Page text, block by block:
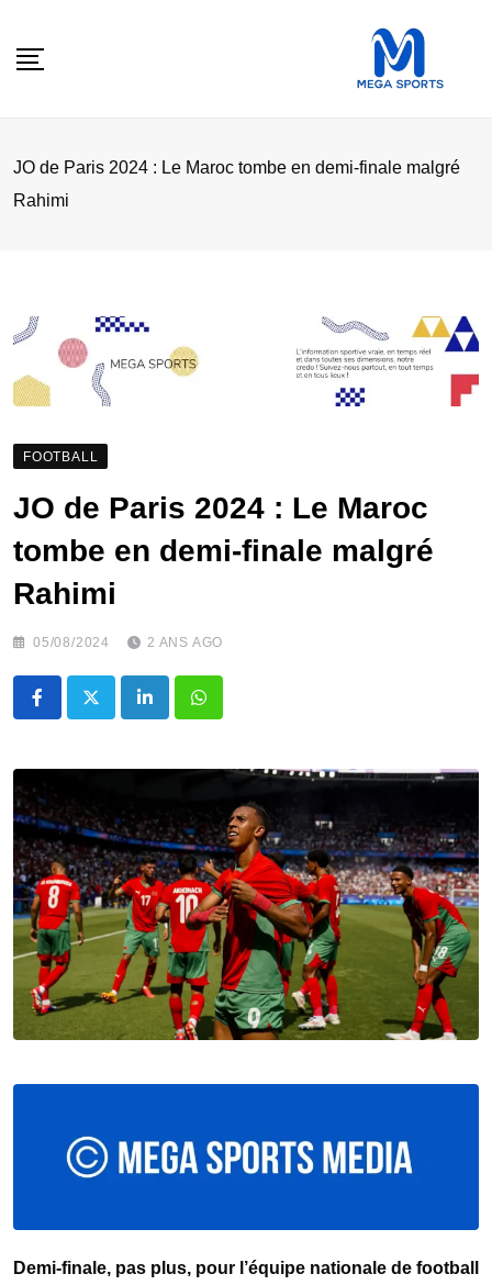
JO de Paris 2024 : Le Maroc tombe en demi-finale malgré
Rahimi
FOOTBALL
JO de Paris 2024 : Le Maroc
tombe en demi-finale malgré
Rahimi
05/08/2024 2 ANS AGO
LinkedInWhatsapp
Demi-finale, pas plus, pour l’équipe nationale de football